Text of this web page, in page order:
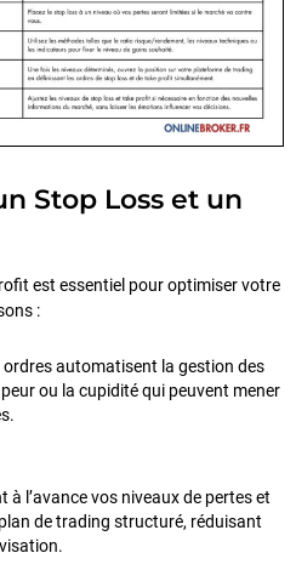
Stop Loss et un
est essentiel pour optimiser votre
:
ordres automatisent la gestion des
ou la cupidité qui peuvent mener
à l’avance vos niveaux de pertes et
de trading structuré, réduisant